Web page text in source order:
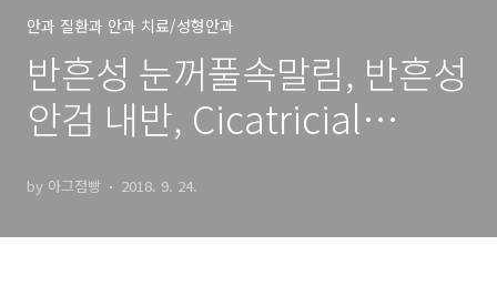
안과 질환과 안과 치료/성형안과
반흔성 눈꺼풀속말림, 반흔성
안검 내반, Cicatricial
상, 분류
by 아그점빵 2018. 9. 24.